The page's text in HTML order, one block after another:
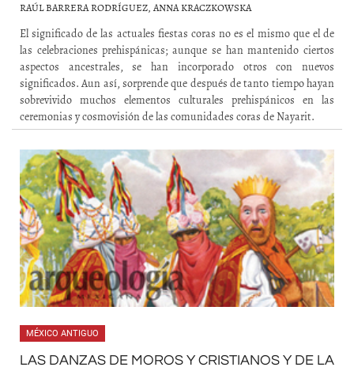
RAÚL BARRERA RODRÍGUEZ, ANNA KRACZKOWSKA
El significado de las actuales fiestas coras no es el mismo que el de
las celebraciones prehispánicas; aunque se han mantenido ciertos
aspectos ancestrales, se han incorporado otros con nuevos
significados. Aun así, sorprende que después de tanto tiempo hayan
sobrevivido muchos elementos culturales prehispánicos en las
ceremonias y cosmovisión de las comunidades coras de Nayarit.
MÉXICO ANTIGUO
LAS DANZAS DE MOROS Y CRISTIANOS Y DE LA